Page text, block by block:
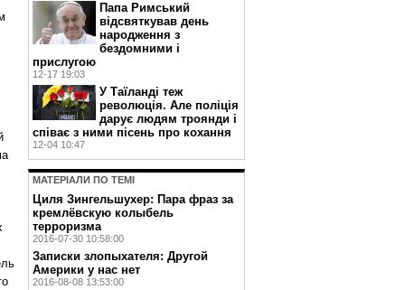
Папа Римський
відсвяткував день
народження з
бездомними і
прислугою
12-17 19:03
У Таїланді теж
революція. Але поліція
дарує людям троянди і
співає з ними пісень про кохання
12-04 10:47
МАТЕРIАЛИ ПО ТЕМI
Циля Зингельшухер: Пара фраз за
кремлёвскую колыбель
терроризма
2016-07-30 10:58:00
Записки злопыхателя: Другой
Америки у нас нет
2016-08-08 13:53:00